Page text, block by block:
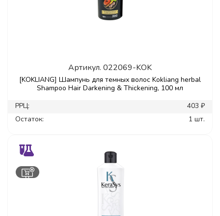
Артикул. 022069-KOK
[KOKLIANG] Шампунь для темных волос Kokliang herbal
Shampoo Hair Darkening & Thickening, 100 мл
РРЦ:
403 ₽
Остаток:
1 шт.